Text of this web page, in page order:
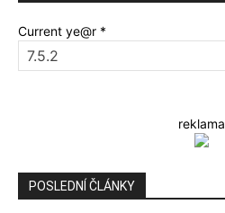
Current ye@r *
reklama
POSLEDNÍ ČLÁNKY